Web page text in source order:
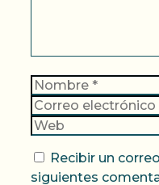
Nombre
Recibir un
siguientes